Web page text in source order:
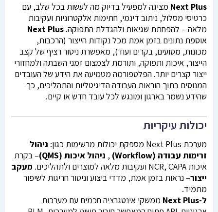
Next Plus מציגה למפעיל בדיוק מה לעשות בכל שלב, עם
כרטיסי מסלול, ניתוב דינמי, חתימות אלקטרוניות ועקיבות
מלאה – להפחתת שגיאות ולהגדלת התפוקה.
Next Plus
אוספת נתונים בזמן אמת מכל נקודות הייצור (הרכבות,
מכונות, מסועים, בקרים ועוד), מאפשרת ניטור רציף של קצב
הייצור, איכות ותפוקה, ותורמת לצמצום זמני השבתה ולמחזורי
ייצור קצרים יותר. הפלטפורמה מטמיעה את הידע של העובדים
המנוסים בתוך הוראות העבודה הדיגיטליות והתהליכים, כך
שהידע נשמר בארגון ומונגש לכל עובד חדש או קיים.
יכולות עיקריות
מערכת Next Plus מספקת יכולות מרשימות כגון:
ניהול
זרימות עבודה (Workflow)
, ניהול איכות (QMS)
– בקרת
איכות NCR, CAPA ועקיבות מלאה למוצרים ולתהליכים.
מעקב
ייצור– נראות בזמן אמת, מדדי ביצוע וניטור חריגות לשיפור
מתמיד.
ל-Next Plus
ממשקי אינטגרציה חכמים עם מערכות